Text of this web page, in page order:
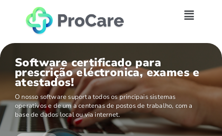
Software certificado para
prescrição eléctronica, exames e
atestados!
O nosso software suporta todos os principais sistemas
operativos e de um a centenas de postos de trabalho, com a
base de dados local ou via internet.